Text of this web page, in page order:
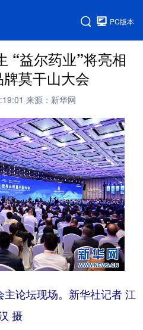
PC版本
“益尔药业”将亮相
莫干山大会
来源：新华网
论坛现场。新华社记者 江
摄